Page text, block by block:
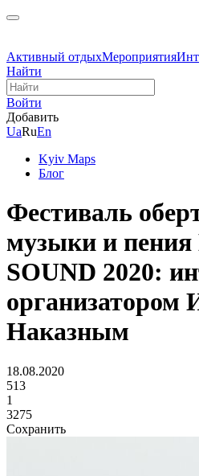
Активный отдыхМероприятия
Найти
Войти
Добавить
UaRuEn
Kyiv Maps
Блог
Фестиваль
музыки и
SOUND 2020:
организатором
Наказным
18.08.2020
513
1
3275
Сохранить